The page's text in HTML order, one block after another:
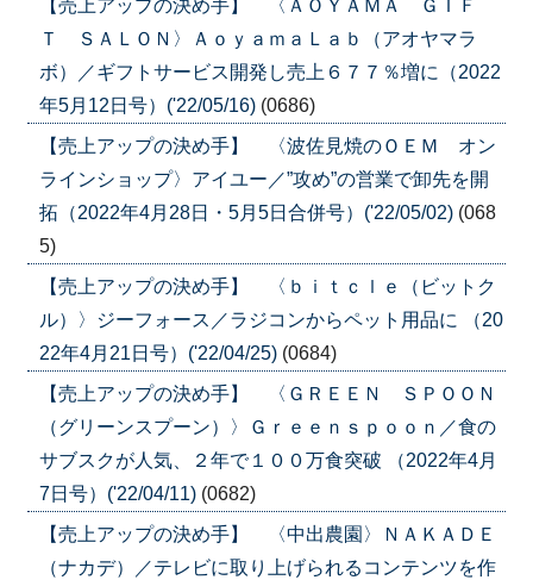
【売上アップの決め手】 〈ＡＯＹＡＭＡ ＧＩＦ
Ｔ ＳＡＬＯＮ〉ＡｏｙａｍａＬａｂ（アオヤマラ
ボ）／ギフトサービス開発し売上６７７％増に（2022
年5月12日号）('22/05/16) (0686)
【売上アップの決め手】 〈波佐見焼のＯＥＭ オン
ラインショップ〉アイユー／”攻め”の営業で卸先を開
拓（2022年4月28日・5月5日合併号）('22/05/02) (068
5)
【売上アップの決め手】 〈ｂｉｔｃｌｅ（ビットク
ル）〉ジーフォース／ラジコンからペット用品に （20
22年4月21日号）('22/04/25) (0684)
【売上アップの決め手】 〈ＧＲＥＥＮ ＳＰＯＯＮ
（グリーンスプーン）〉Ｇｒｅｅｎｓｐｏｏｎ／食の
サブスクが人気、２年で１００万食突破 （2022年4月
7日号）('22/04/11) (0682)
【売上アップの決め手】 〈中出農園〉ＮＡＫＡＤＥ
（ナカデ）／テレビに取り上げられるコンテンツを作